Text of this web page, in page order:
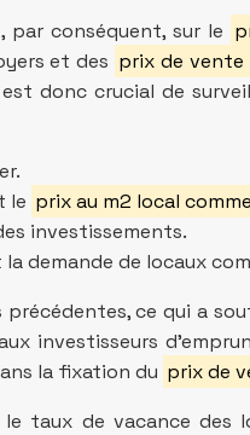
par conséquent, sur le
et des prix de vente
donc crucial de
le prix au m2 local
investissements.
demande de locaux
ce qui a
investisseurs
la fixation du prix de
taux de vacance des